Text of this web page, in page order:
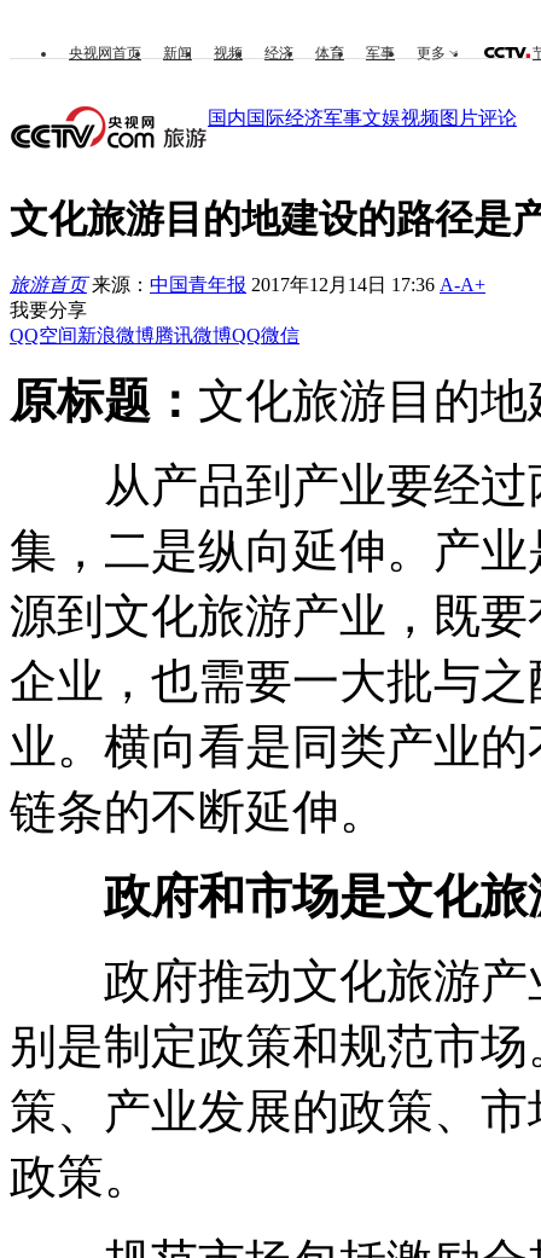
央视网首页 新闻 视频 经济 体育 军事 更多
国内国际经济军事文娱视频图片评论
文化旅游目的地建设的路径是
旅游首页 来源： 中国青年报 2017年12月14日 17:36 A-A+
我要分享
QQ空间新浪微博腾讯微博QQ微信
原标题： 文化旅游目的
从产品到产业要经过
集，二是纵向延伸。产
源到文化旅游产业，既
企业，也需要一大批与
业。横向看是同类产业
链条的不断延伸。
政府和市场是文化
政府推动文化旅游产
别是制定政策和规范市
策、产业发展的政策、
政策。